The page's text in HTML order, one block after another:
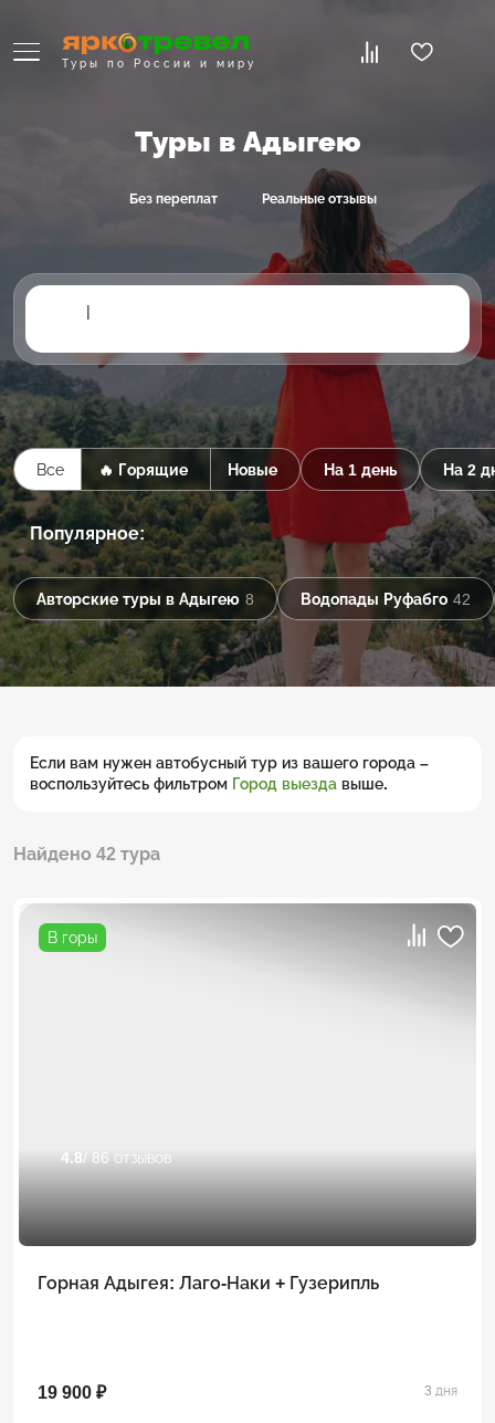
Туры по России и миру
Туры в Адыгею
Без переплат Реальные отзывы
|
Все 🔥 Горящие Новые На 1 день На 2
Популярное:
Авторские туры в Адыгею 8 Водопады Руфабго 42
Если вам нужен автобусный тур из вашего города –
воспользуйтесь фильтром Город выезда выше.
Найдено 42 тура
В горы
4.8/ 86 отзывов
Горная Адыгея: Лаго-Наки + Гузерипль
19 900 ₽ 3 дня